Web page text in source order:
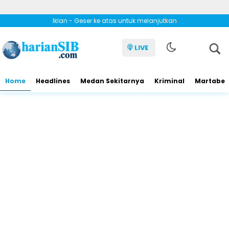
Iklan - Geser ke atas untuk melanjutkan
LIVE
Home Headlines Medan Sekitarnya Kriminal Martabe